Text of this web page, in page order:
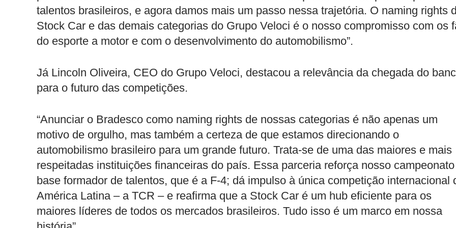
talentos brasileiros, e agora damos mais um passo nessa trajetória. O naming rights
Stock Car e das demais categorias do Grupo Veloci é o nosso compromisso com os
do esporte a motor e com o desenvolvimento do automobilismo”.
Já Lincoln Oliveira, CEO do Grupo Veloci, destacou a relevância da chegada do
para o futuro das competições.
“Anunciar o Bradesco como naming rights de nossas categorias é não apenas um
motivo de orgulho, mas também a certeza de que estamos direcionando o
automobilismo brasileiro para um grande futuro. Trata-se de uma das maiores e mais
respeitadas instituições financeiras do país. Essa parceria reforça nosso
base formador de talentos, que é a F-4; dá impulso à única competição internacional
América Latina – a TCR – e reafirma que a Stock Car é um hub eficiente para os
maiores líderes de todos os mercados brasileiros. Tudo isso é um marco em nossa